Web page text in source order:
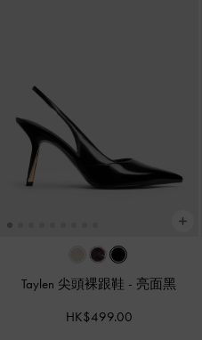
Taylen 尖頭裸跟鞋 - 亮面黑
HK$499.00